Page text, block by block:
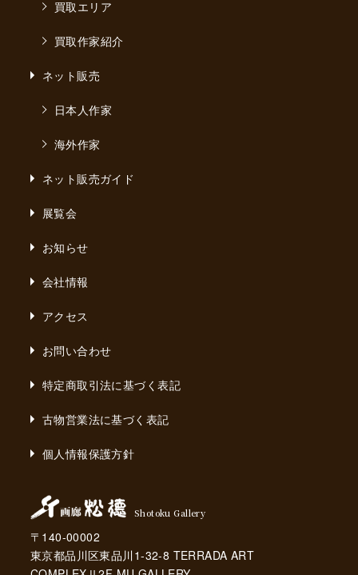
買取エリア
買取作家紹介
ネット販売
日本人作家
海外作家
ネット販売ガイド
展覧会
お知らせ
会社情報
アクセス
お問い合わせ
特定商取引法に基づく表記
古物営業法に基づく表記
個人情報保護方針
Shotoku Gallery
〒140-00002
東京都品川区東品川1-32-8 TERRADA ART